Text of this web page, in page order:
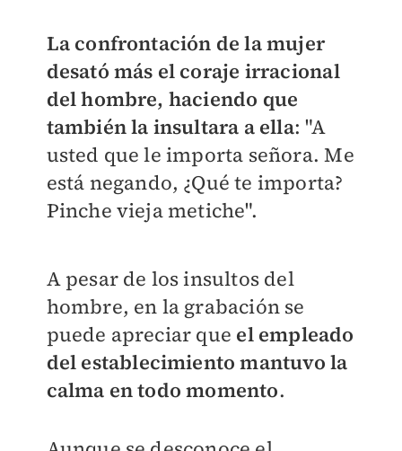
La confrontación de la mujer
desató más el coraje irracional
del hombre, haciendo que
también la insultara a ella: "A
usted que le importa señora. Me
está negando, ¿Qué te importa?
Pinche vieja metiche".
A pesar de los insultos del
hombre, en la grabación se
puede apreciar que el empleado
del establecimiento mantuvo la
calma en todo momento.